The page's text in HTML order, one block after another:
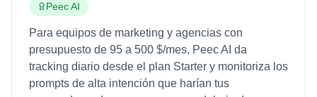
Peec AI
Para equipos de marketing y agencias con
presupuesto de 95 a 500 $/mes, Peec AI da
tracking diario desde el plan Starter y monitoriza los
prompts de alta intención que harían tus